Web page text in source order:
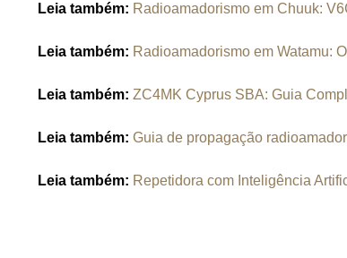
Leia também: Radioamadorismo em Chuuk:
Leia também: Radioamadorismo em Watamu:
Leia também: ZC4MK Cyprus SBA: Guia
Leia também: Guia de propagação
Leia também: Repetidora com Inteligência